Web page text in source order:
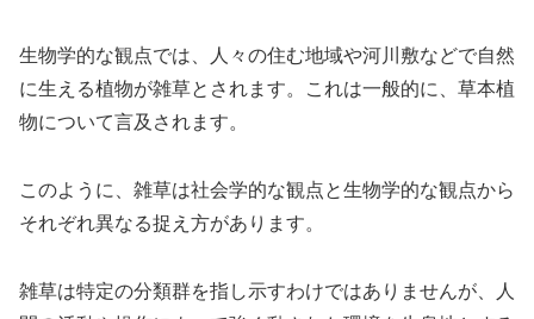
生物学的な観点では、人々の住む地域や河川敷などで自然
に生える植物が雑草とされます。これは一般的に、草本植
物について言及されます。
このように、雑草は社会学的な観点と生物学的な観点から
それぞれ異なる捉え方があります。
雑草は特定の分類群を指し示すわけではありませんが、人